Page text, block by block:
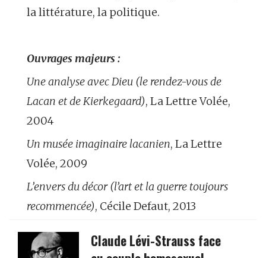
la littérature, la politique.
Ouvrages majeurs :
Une analyse avec Dieu (le rendez-vous de
Lacan et de Kierkegaard), La Lettre Volée,
2004
Un musée imaginaire lacanien, La Lettre
Volée, 2009
L’envers du décor (l’art et la guerre toujours
recommencée), Cécile Defaut, 2013
Claude Lévi-Strauss face